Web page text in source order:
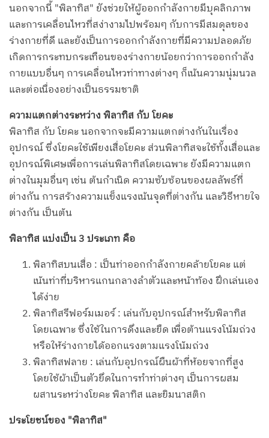
นอกจากนี้ "พิลาทิส" ยังช่วยให้ผู้ออกกำลังกายมีบุคลิกภาพ
และการเคลื่อนไหวที่สง่างามไปพร้อมๆ กับการมีสมดุลของ
ร่างกายที่ดี และยังเป็นการออกกำลังกายที่มีความปลอดภัย
เกิดการกระทบกระเทือนของร่างกายน้อยกว่าการออกกำลัง
กายแบบอื่นๆ การเคลื่อนไหวท่าทางต่างๆ ก็เน้นความนุ่มนวล
และต่อเนื่องอย่างเป็นธรรมชาติ
ความแตกต่างระหว่าง พิลาทิส กับ โยคะ
พิลาทิส กับ โยคะ นอกจากจะมีความแตกต่างกันในเรื่อง
อุปกรณ์ ซึ่งโยคะใช้เพียงเสื่อโยคะ ส่วนพิลาทิสจะใช้ทั้งเสื่อและ
อุปกรณ์พิเศษเพื่อการเล่นพิลาทิสโดยเฉพาะ ยังมีความแตก
ต่างในมุมอื่นๆ เช่น ต้นกำเนิด ความซับซ้อนของผลลัพธ์ที่
ต่างกัน การสร้างความแข็งแรงเน้นจุดที่ต่างกัน และวิธีหายใจ
ต่างกัน เป็นต้น
พิลาทิส แบ่งเป็น 3 ประเภท คือ
พิลาทิสบนเสื่อ : เป็นท่าออกกำลังกายคล้ายโยคะ แต่
เน้นท่าที่บริหารแกนกลางลำตัวและหน้าท้อง ฝึกเล่นเอง
ได้ง่าย
พิลาทิสรีฟอร์มเมอร์ : เล่นกับอุปกรณ์สำหรับพิลาทิส
โดยเฉพาะ ซึ่งใช้ในการดึงและยืด เพื่อต้านแรงโน้มถ่วง
หรือให้ร่างกายได้ออกแรงตามแรงโน้มถ่วง
พิลาทิสฟลาย : เล่นกับอุปกรณ์ผืนผ้าที่ห้อยจากที่สูง
โดยใช้ผ้าเป็นตัวยึดในการทำท่าต่างๆ เป็นการผสม
ผสานระหว่างโยคะ พิลาทิส และยิมนาสติก
ประโยชน์ของ "พิลาทิส"